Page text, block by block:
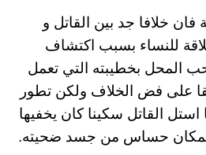
فان خلافا جد بين القاتل و
للنساء بسبب اكتشاف
المحل بخطيبته التي تعمل
على فض الخلاف ولكن تطور
استل القاتل سكينا كان يخفيها
بمكان حساس من جسد ضحيته.